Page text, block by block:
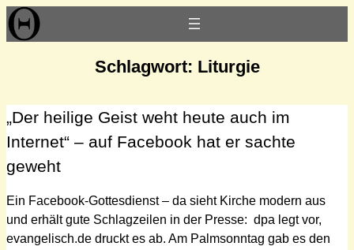
Zum
Inhalt
Schlagwort: Liturgie
„Der heilige Geist weht heute auch im
Internet“ – auf Facebook hat er sachte
geweht
Ein Facebook-Gottesdienst – da sieht Kirche modern aus
und erhält gute Schlagzeilen in der Presse: dpa legt vor,
evangelisch.de druckt es ab. Am Palmsonntag gab es den